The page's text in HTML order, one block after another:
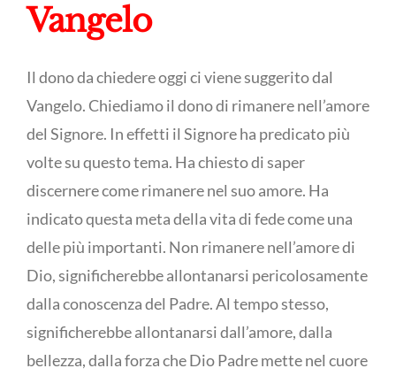
Vangelo
Il dono da chiedere oggi ci viene suggerito dal
Vangelo. Chiediamo il dono di rimanere nell’amore
del Signore. In effetti il Signore ha predicato più
volte su questo tema. Ha chiesto di saper
discernere come rimanere nel suo amore. Ha
indicato questa meta della vita di fede come una
delle più importanti. Non rimanere nell’amore di
Dio, significherebbe allontanarsi pericolosamente
dalla conoscenza del Padre. Al tempo stesso,
significherebbe allontanarsi dall’amore, dalla
bellezza, dalla forza che Dio Padre mette nel cuore